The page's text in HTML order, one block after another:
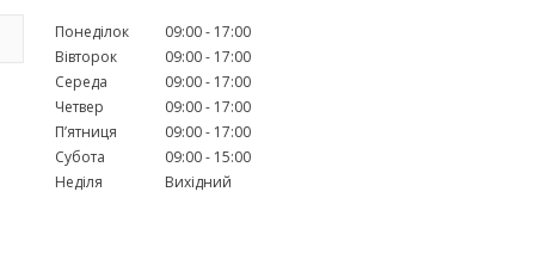
Понеділок 09:00
17:00
Вівторок
09:00
17:00
Середа
09:00
17:00
Четвер
09:00
17:00
Пʼятниця
09:00
17:00
Субота
09:00
15:00
Неділя
Вихідний